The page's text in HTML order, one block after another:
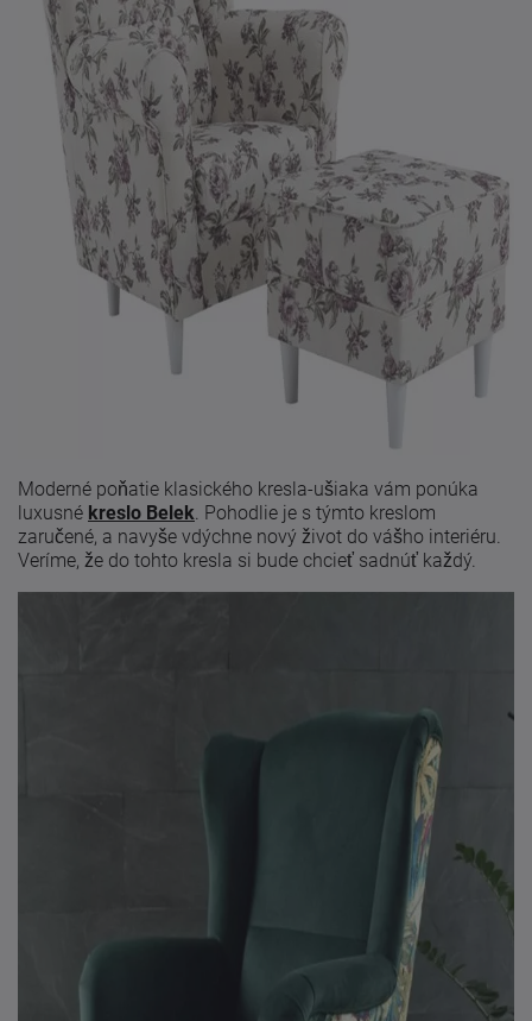
Moderné poňatie klasického kresla-ušiaka vám ponúka
luxusné kreslo Belek. Pohodlie je s týmto kreslom
zaručené, a navyše vdýchne nový život do vášho interiéru.
Veríme, že do tohto kresla si bude chcieť sadnúť každý.